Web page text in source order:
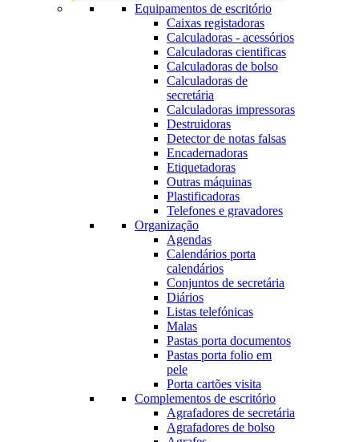
Equipamentos de escritório
Caixas registadoras
Calculadoras - acessórios
Calculadoras cientificas
Calculadoras de bolso
Calculadoras de
secretária
Calculadoras impressoras
Destruidoras
Detector de notas falsas
Encadernadoras
Etiquetadoras
Outras máquinas
Plastificadoras
Telefones e gravadores
Organização
Agendas
Calendários porta
calendários
Conjuntos de secretária
Diários
Listas telefónicas
Malas
Pastas porta documentos
Pastas porta folio em
pele
Porta cartões visita
Complementos de escritório
Agrafadores de secretária
Agrafadores de bolso